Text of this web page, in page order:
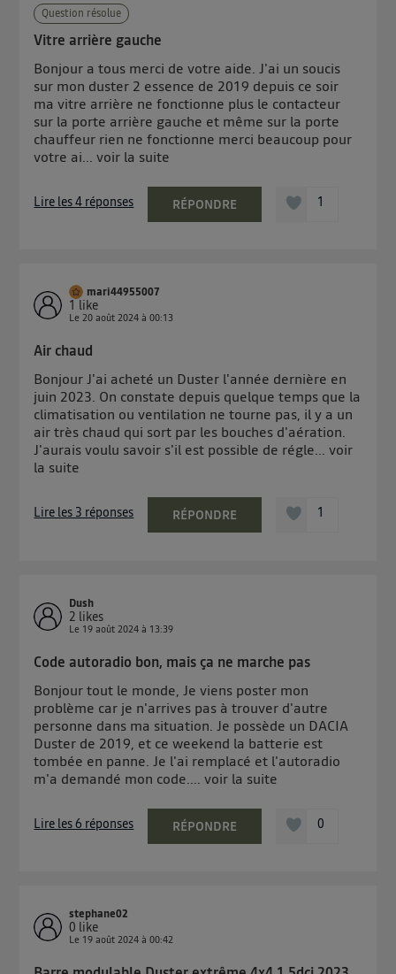
Question résolue
Vitre arrière gauche
Bonjour a tous merci de votre aide. J'ai un soucis
sur mon duster 2 essence de 2019 depuis ce soir
ma vitre arrière ne fonctionne plus le contacteur
sur la porte arrière gauche et même sur la porte
chauffeur rien ne fonctionne merci beaucoup pour
votre ai...voir la suite
Lire les 4 réponses RÉPONDRE 1
mari44955007
1 like
Le20 août 2024 à00:13
Air chaud
Bonjour J'ai acheté un Duster l'année dernière en
juin 2023. On constate depuis quelque temps que la
climatisation ou ventilation ne tourne pas, il y a un
air très chaud qui sort par les bouches d'aération.
J'aurais voulu savoir s'il est possible de régle...voir
la suite
Lire les 3 réponses RÉPONDRE 1
Dush
2 likes
Le 19 août 2024 à 13:39
Code autoradio bon, mais ça ne marche pas
Bonjour tout le monde, Je viens poster mon
problème car je n'arrives pas à trouver d'autre
personne dans ma situation. Je possède un DACIA
Duster de 2019, et ce weekend la batterie est
tombée en panne. Je l'ai remplacé et l'autoradio
m'a demandé mon code....voir la suite
Lire les 6 réponses RÉPONDRE 0
stephane02
0 like
Le 19 août 2024 à00:42
sur la navigation des membres du foyer ayant consentis.
Pour uneconnexion mobile
uniquement sur la navigation de l'utilisateur du mobile.
Vous pouvez à tout moment retirer ce consentement
surle portail d’Utiq("
") ou via la page
« gérer Utiq » en bas de ce site. Pour plus
d'informations, veuillez consulter la Politique
d'information sur les données personnelles